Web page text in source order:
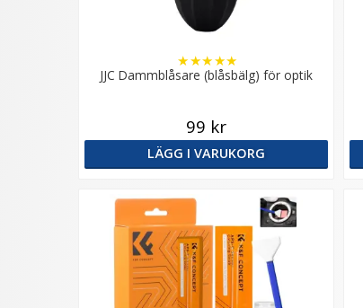
JJC Dammblåsare (blåsbälg) för optik
★★★★★
99 kr
LÄGG I VARUKORG